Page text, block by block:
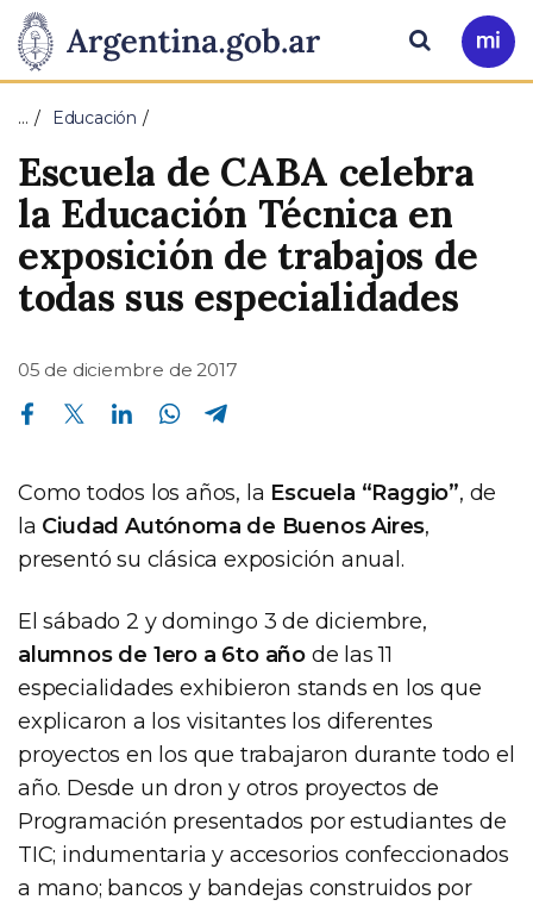
Presidencia
de
la
Nación
Pasar al contenido principal
Ir
a
Buscar
… Educación
Escuela de CABA celebra
la Educación Técnica en
exposición de trabajos de
todas sus especialidades
05 de diciembre de 2017
Compartir en Facebook Compartir en Twitter Compartir en Linkedin Compartir en Whatsapp
Como todos los años, la Escuela “Raggio”, de
la Ciudad Autónoma de Buenos Aires,
presentó su clásica exposición anual.
El sábado 2 y domingo 3 de diciembre,
alumnos de 1ero a 6to año de las 11
especialidades exhibieron stands en los que
explicaron a los visitantes los diferentes
proyectos en los que trabajaron durante todo el
año. Desde un dron y otros proyectos de
Programación presentados por estudiantes de
TIC; indumentaria y accesorios confeccionados
a mano; bancos y bandejas construidos por